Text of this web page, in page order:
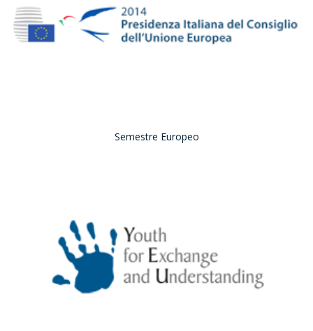
Semestre Europeo